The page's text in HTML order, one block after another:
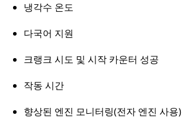
냉각수 온도
다국어 지원
크랭크 시도 및 시작 카운터 성공
작동 시간
향상된 엔진 모니터링(전자 엔진 사용)